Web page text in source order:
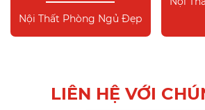
Nội Thất Phòng Ngủ Đẹp
LIÊN HỆ VỚI